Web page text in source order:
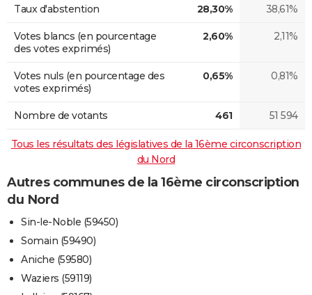
Taux d'abstention 28,30% 38,61%
Votes blancs (en pourcentage
des votes exprimés)
2,60% 2,11%
Votes nuls (en pourcentage des
votes exprimés)
0,65% 0,81%
Nombre de votants 461 51 594
Tous les résultats des législatives de la 16ème circonscription
du Nord
Autres communes de la 16ème circonscription
du Nord
Sin-le-Noble (59450)
Somain (59490)
Aniche (59580)
Waziers (59119)